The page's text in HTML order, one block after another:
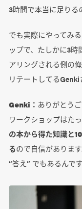
3時間で本当に足りる
でも実際にやってみ
ップで、たしかに3
アリングされる側の
リテートしてるGenki
Genki： ありがとう
ワークショップはた
の本から得た知識と
るので自信がありま
“答え” でもあるんです